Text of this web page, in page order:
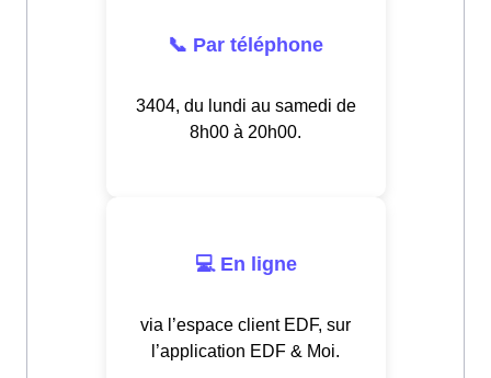
📞 Par téléphone
3404, du lundi au samedi de
8h00 à 20h00.
💻 En ligne
via l’espace client EDF, sur
l’application EDF & Moi.